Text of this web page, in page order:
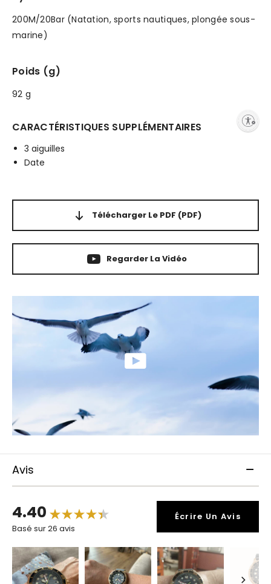
Enable accessibility
200M/20Bar (Natation, sports nautiques, plongée sous-
marine)
Poids (g)
92 g
CARACTÉRISTIQUES SUPPLÉMENTAIRES
3 aiguilles
Date
Télécharger Le PDF (PDF)
Regarder La Vidéo
Avis
4.40
Basé sur 26 avis
Écrire Un Avis